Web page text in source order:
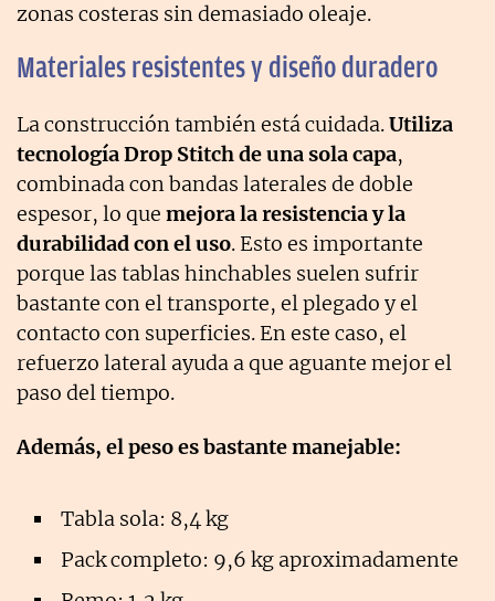
zonas costeras sin demasiado oleaje.
Materiales resistentes y diseño duradero
La construcción también está cuidada.Utiliza
tecnología Drop Stitch de una sola capa,
combinada con bandas laterales de doble
espesor, lo que mejora la resistencia y la
durabilidad con el uso. Esto es importante
porque las tablas hinchables suelen sufrir
bastante con el transporte, el plegado y el
contacto con superficies. En este caso, el
refuerzo lateral ayuda a que aguante mejor el
paso del tiempo.
Además, el peso es bastante manejable:
Tabla sola: 8,4 kg
Pack completo: 9,6 kg aproximadamente